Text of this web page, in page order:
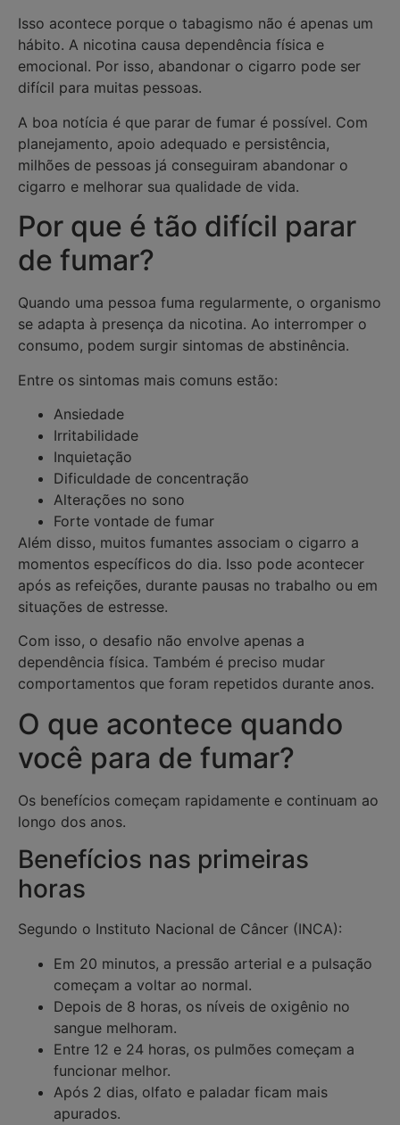
Isso acontece porque o tabagismo não é apenas um
hábito. A nicotina causa dependência física e
emocional. Por isso, abandonar o cigarro pode ser
difícil para muitas pessoas.
A boa notícia é que parar de fumar é possível. Com
planejamento, apoio adequado e persistência,
milhões de pessoas já conseguiram abandonar o
cigarro e melhorar sua qualidade de vida.
Por que é tão difícil parar
de fumar?
Quando uma pessoa fuma regularmente, o organismo
se adapta à presença da nicotina. Ao interromper o
consumo, podem surgir sintomas de abstinência.
Entre os sintomas mais comuns estão:
Ansiedade
Irritabilidade
Inquietação
Dificuldade de concentração
Alterações no sono
Forte vontade de fumar
Além disso, muitos fumantes associam o cigarro a
momentos específicos do dia. Isso pode acontecer
após as refeições, durante pausas no trabalho ou em
situações de estresse.
Com isso, o desafio não envolve apenas a
dependência física. Também é preciso mudar
comportamentos que foram repetidos durante anos.
O que acontece quando
você para de fumar?
Os benefícios começam rapidamente e continuam ao
longo dos anos.
Benefícios nas primeiras
horas
Segundo o Instituto Nacional de Câncer (INCA):
Em 20 minutos, a pressão arterial e a pulsação
começam a voltar ao normal.
Depois de 8 horas, os níveis de oxigênio no
sangue melhoram.
Entre 12 e 24 horas, os pulmões começam a
funcionar melhor.
Após 2 dias, olfato e paladar ficam mais
apurados.